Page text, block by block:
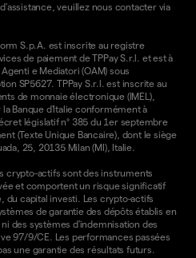
veuillez nous contacter via
S.p.A. est inscrite au registre
de paiement de TPPay S.r.l. et est à
e Mediatori (OAM) sous
SP5627. TPPay S.r.l. est inscrite au
de monnaie électronique (IMEL),
Banque d'Italie conformément à
législatif n° 385 du 1er septembre
(Texte Unique Bancaire), dont le siège
25, 20135 Milan (MI), Italie.
crypto-actifs sont des instruments
et comportent un risque significatif
du capital investi. Les crypto-actifs
de garantie des dépôts établis en
des systèmes d'indemnisation des
97/9/CE. Les performances passées
une garantie des résultats futurs.